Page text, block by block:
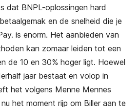
dat BNPL-oplossingen hard
en de snelheid die je
is enorm. Het aanbieden van
kan zomaar leiden tot een
de 10 en 30% hoger ligt. Hoewel
jaar bestaat en volop in
het volgens Menne Mennes
het moment rijp om Biller aan te